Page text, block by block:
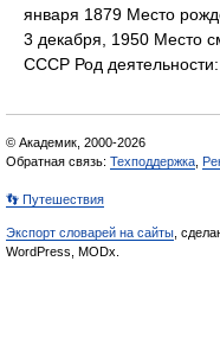
января 1879 Место
3 декабря, 1950 Место
СССР Род
© Академик, 2000-2026
Обратная связь: Техподдержка
👣 Путешествия
Экспорт словарей на сайты ,
WordPress, MODx.